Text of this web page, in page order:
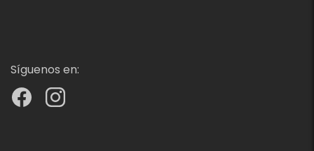
Síguenos en: